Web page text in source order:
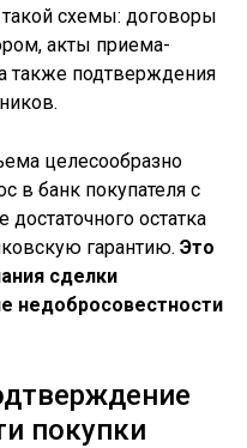
схемы: договоры
акты приема-
также подтверждения
целесообразно
в банк покупателя с
остатка
гарантию.Это
сделки
недобросовестности
покупки